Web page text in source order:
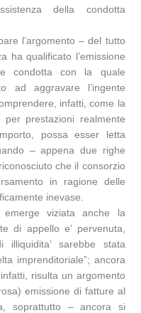
della condotta
l’argomento – del tutto
ha qualificato l’emissione
condotta con la quale
ad aggravare l’ingente
infatti, come la
prestazioni realmente
possa esser letta
– appena due righe
che il consorzio
in ragione delle
inevase.
viziata anche la
di appello e’ pervenuta,
sarebbe stata
imprenditoriale”; ancora
risulta un argomento
emissione di fatture al
soprattutto – ancora si